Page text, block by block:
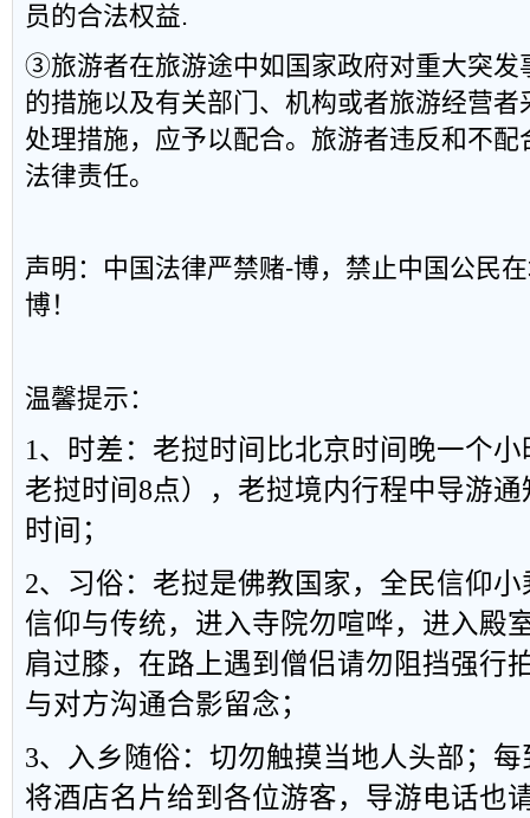
员的合法权益.
③旅游者在旅游途中如国家政府对重大突发
的措施以及有关部门、机构或者旅游经营
处理措施，应予以配合。旅游者违反和不
法律责任。
声明：中国法律严禁赌-博，禁止中国公民
博！
温馨提示：
1、时差：老挝时间比北京时间晚一个
老挝时间8点），老挝境内行程中导游
时间；
2、习俗：老挝是佛教国家，全民信仰
信仰与传统，进入寺院勿喧哗，进入殿
肩过膝，在路上遇到僧侣请勿阻挡强行
与对方沟通合影留念；
3、入乡随俗：切勿触摸当地人头部；
将酒店名片给到各位游客，导游电话也